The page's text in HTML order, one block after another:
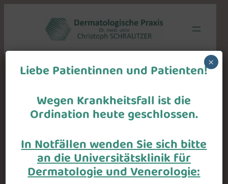
Freie Stellen
Wir informieren Sie hier, wenn freie Stellen in unserer
Liebe Patientinnen und Patienten!
Wegen Krankheitsfall ist die
Ordination heute geschlossen.
In Notfällen wenden Sie sich bitte
an die Universitätsklinik für
Dermatologie und Venerologie:
×